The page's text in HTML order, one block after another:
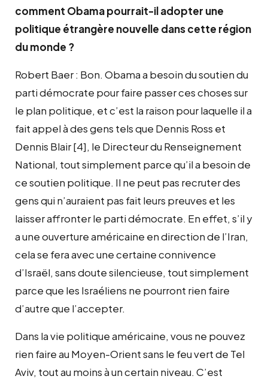
comment Obama pourrait-il adopter une
politique étrangère nouvelle dans cette région
du monde ?
Robert Baer : Bon. Obama a besoin du soutien du
parti démocrate pour faire passer ces choses sur
le plan politique, et c’est la raison pour laquelle il a
fait appel à des gens tels que Dennis Ross et
Dennis Blair [4], le Directeur du Renseignement
National, tout simplement parce qu’il a besoin de
ce soutien politique. Il ne peut pas recruter des
gens qui n’auraient pas fait leurs preuves et les
laisser affronter le parti démocrate. En effet, s’il y
a une ouverture américaine en direction de l’Iran,
cela se fera avec une certaine connivence
d’Israël, sans doute silencieuse, tout simplement
parce que les Israéliens ne pourront rien faire
d’autre que l’accepter.
Dans la vie politique américaine, vous ne pouvez
rien faire au Moyen-Orient sans le feu vert de Tel
Aviv, tout au moins à un certain niveau. C’est